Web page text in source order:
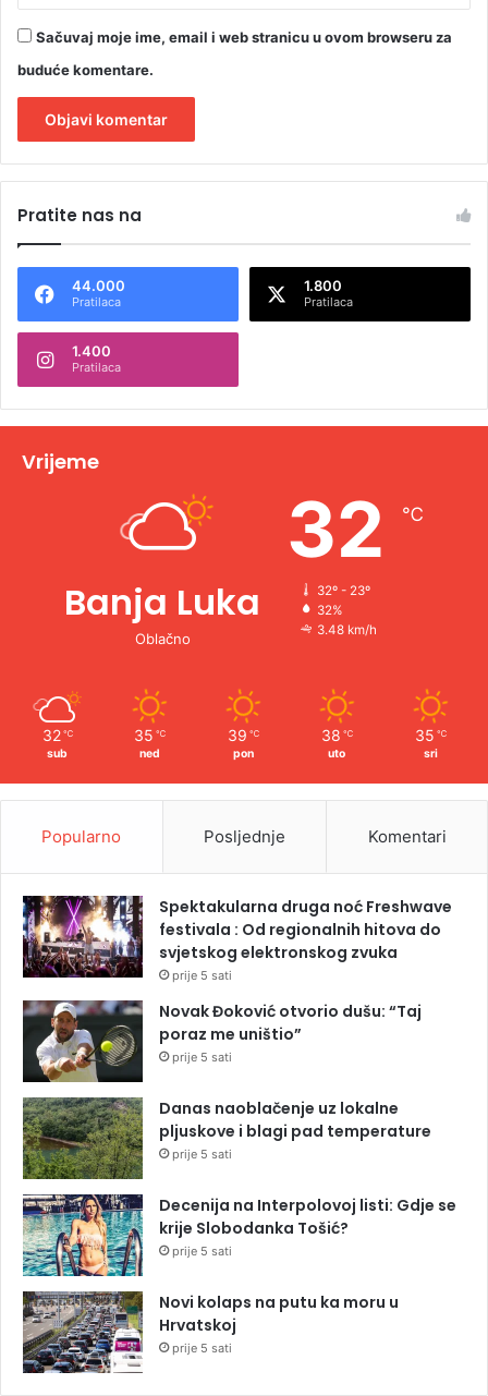
Sačuvaj moje ime, email i web stranicu u ovom browseru za
buduće komentare.
t
n
t
v
Pratite nas na
44.000
Pratilaca
1.800
Pratilaca
1.400
Pratilaca
Vrijeme
Banja Luka
Oblačno
32 ℃
32º - 23º
32%
3.48 km/h
32 ℃
sub
35 ℃
ned
39 ℃
pon
38 ℃
uto
35 ℃
sri
Popularno Posljednje Komentari
Spektakularna druga noć Freshwave
festivala : Od regionalnih hitova do
svjetskog elektronskog zvuka
prije 5 sati
Novak Đoković otvorio dušu: “Taj
poraz me uništio”
prije 5 sati
Danas naoblačenje uz lokalne
pljuskove i blagi pad temperature
prije 5 sati
Decenija na Interpolovoj listi: Gdje se
krije Slobodanka Tošić?
prije 5 sati
Novi kolaps na putu ka moru u
Hrvatskoj
prije 5 sati